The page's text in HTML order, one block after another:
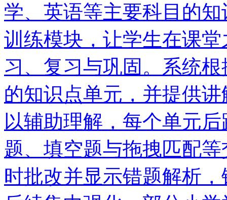
学、英语等主要科目的
训练模块，让学生在课
习、复习与巩固。系统
的知识点单元，并提供
以辅助理解，每个单元
题、填空题与拖拽匹配
时批改并显示错题解析